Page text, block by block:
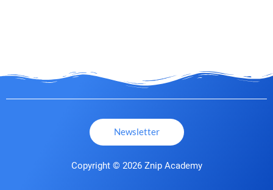
Newsletter
Copyright © 2026 Znip Academy